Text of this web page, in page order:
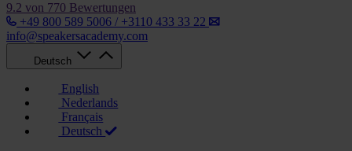
9.2 von 770 Bewertungen
+49 800 589 5006 / +3110 433 33 22
info@speakersacademy.com
Deutsch
English
Nederlands
Français
Deutsch